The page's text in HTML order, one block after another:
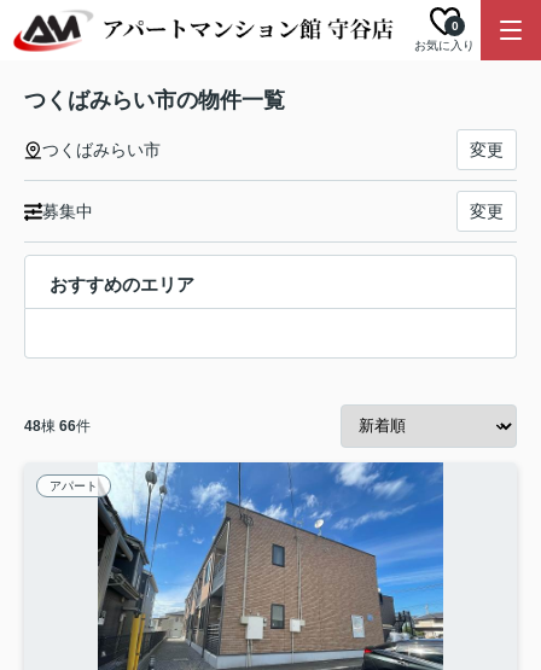
お気に入り
0
つくばみらい市の物件一覧
つくばみらい市 変更
募集中 変更
おすすめのエリア
48棟 66件
アパート